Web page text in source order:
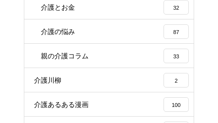
介護とお金 32
介護の悩み 87
親の介護コラム 33
介護川柳 2
介護あるある漫画 100